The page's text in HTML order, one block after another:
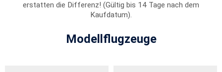
erstatten die Differenz! (Gültig bis 14 Tage nach dem
Kaufdatum).
Modellflugzeuge